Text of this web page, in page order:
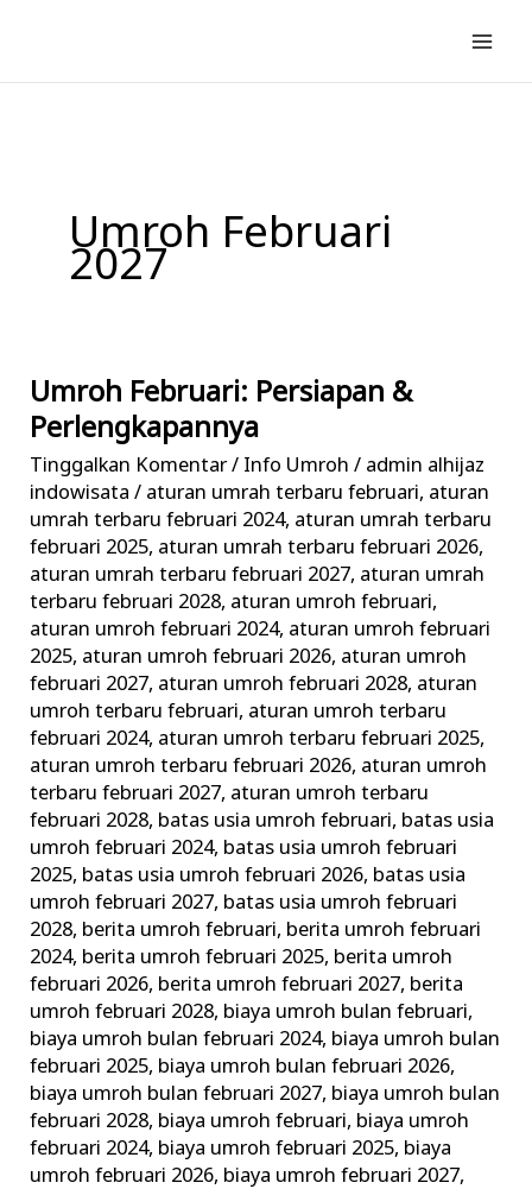
konten
Umroh Februari
2027
Umroh Februari: Persiapan &
Perlengkapannya
Tinggalkan Komentar/ Info Umroh / admin alhijaz
indowisata/ aturan umrah terbaru februari, aturan
umrah terbaru februari 2024, aturan umrah terbaru
februari 2025, aturan umrah terbaru februari 2026,
aturan umrah terbaru februari 2027, aturan umrah
terbaru februari 2028, aturan umroh februari,
aturan umroh februari 2024, aturan umroh februari
2025, aturan umroh februari 2026, aturan umroh
februari 2027, aturan umroh februari 2028, aturan
umroh terbaru februari, aturan umroh terbaru
februari 2024, aturan umroh terbaru februari 2025,
aturan umroh terbaru februari 2026, aturan umroh
terbaru februari 2027, aturan umroh terbaru
februari 2028, batas usia umroh februari, batas usia
umroh februari 2024, batas usia umroh februari
2025, batas usia umroh februari 2026, batas usia
umroh februari 2027, batas usia umroh februari
2028, berita umroh februari, berita umroh februari
2024, berita umroh februari 2025, berita umroh
februari 2026, berita umroh februari 2027, berita
umroh februari 2028, biaya umroh bulan februari,
biaya umroh bulan februari 2024, biaya umroh bulan
februari 2025, biaya umroh bulan februari 2026,
biaya umroh bulan februari 2027, biaya umroh bulan
februari 2028, biaya umroh februari, biaya umroh
februari 2024, biaya umroh februari 2025, biaya
umroh februari 2026, biaya umroh februari 2027,
Umroh
Februari:
Persiapan
&
Perlengkapannya